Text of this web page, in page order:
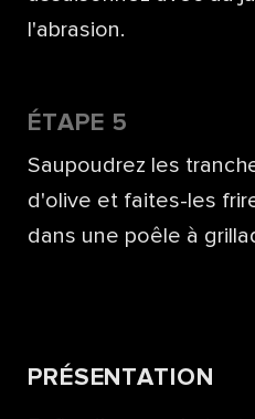
l'abrasion.
ÉTAPE 5
Saupoudrez les
d'olive et faites-les
dans une poêle à
PRÉSENTATION